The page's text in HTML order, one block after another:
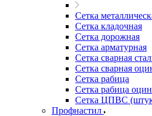
Сетка
Сетка кладочная
Сетка дорожная
Сетка арматурная
Сетка сварная
Сетка сварная
Сетка рабица
Сетка рабица
Сетка ЦПВС
Профнастил